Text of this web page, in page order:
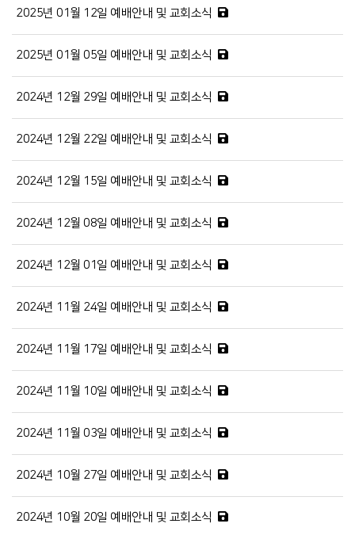
2025년 01월 12일 예배안내 및 교회소식
2025년 01월 05일 예배안내 및 교회소식
2024년 12월 29일 예배안내 및 교회소식
2024년 12월 22일 예배안내 및 교회소식
2024년 12월 15일 예배안내 및 교회소식
2024년 12월 08일 예배안내 및 교회소식
2024년 12월 01일 예배안내 및 교회소식
2024년 11월 24일 예배안내 및 교회소식
2024년 11월 17일 예배안내 및 교회소식
2024년 11월 10일 예배안내 및 교회소식
2024년 11월 03일 예배안내 및 교회소식
2024년 10월 27일 예배안내 및 교회소식
2024년 10월 20일 예배안내 및 교회소식